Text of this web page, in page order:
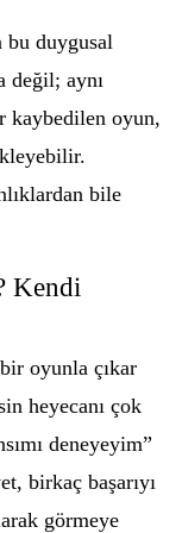
bu duygusal
değil; aynı
kaybedilen oyun,
bile
Kendi
oyunla çıkar
heyecanı çok
deneyeyim”
birkaç başarıyı
görmeye